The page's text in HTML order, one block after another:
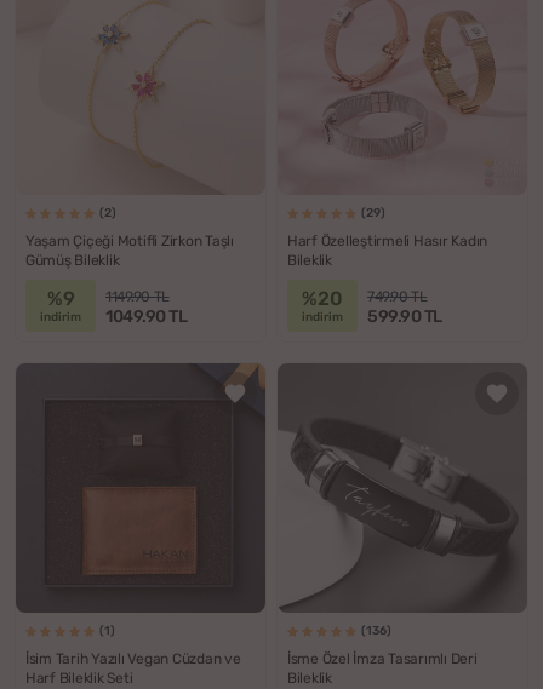
(2)
Yaşam Çiçeği Motifli Zirkon Taşlı
Gümüş Bileklik
%9
indirim
1149.90 TL
1049.90 TL
(29)
Harf Özelleştirmeli Hasır Kadın
Bileklik
%20
indirim
749.90 TL
599.90 TL
(1)
İsim Tarih Yazılı Vegan Cüzdan ve
Harf Bileklik Seti
(136)
İsme Özel İmza Tasarımlı Deri
Bileklik